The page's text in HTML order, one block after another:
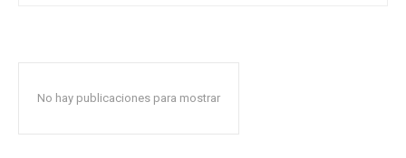
No hay publicaciones para mostrar